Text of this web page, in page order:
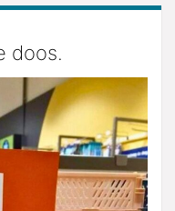
doos.